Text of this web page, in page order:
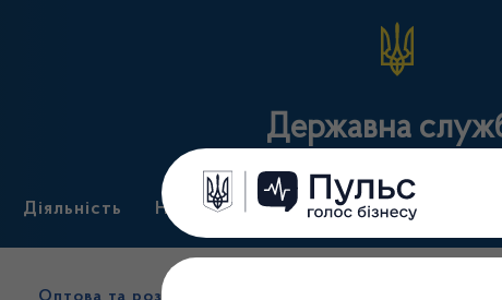
Державна
Діяльність Нормативні документи Для